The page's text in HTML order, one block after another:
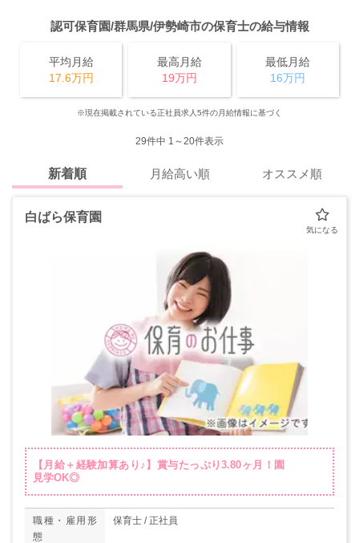
認可保育園/群馬県/伊勢崎市の保育士の給与情報
平均月給
17.6万円
最高月給
19万円
最低月給
16万円
※現在掲載されている正社員求人5件の月給情報に基づく
29件中 1～20件表示
新着順 月給高い順 オススメ順
白ばら保育園
【月給＋経験加算あり♪】賞与たっぷり3.80ヶ月！園
見学OK◎
職種・雇用形
態
保育士 / 正社員